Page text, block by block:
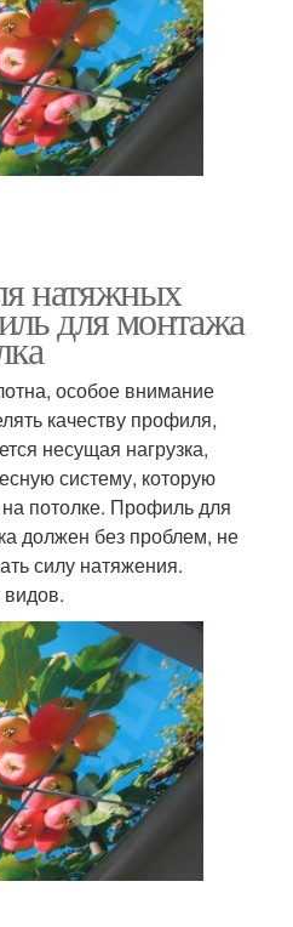
натяжных
для монтажа
особое внимание
качеству профиля,
несущая нагрузка,
систему, которую
потолке. Профиль для
должен без проблем, не
силу натяжения.
видов.